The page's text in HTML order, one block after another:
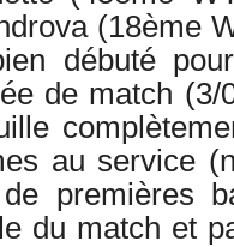
(18ème
débuté
de match
au service
premières
du match et